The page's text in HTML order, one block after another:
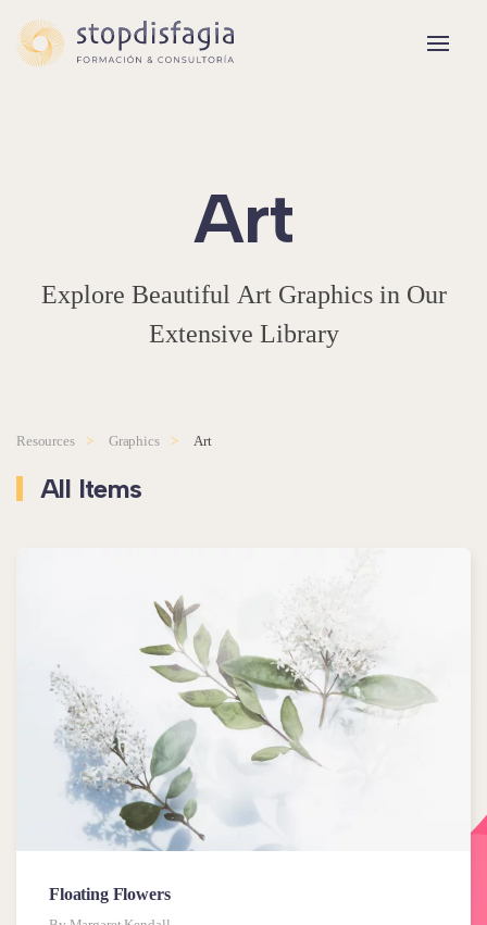
Skip to main content
Art
Explore Beautiful Art Graphics in Our
Extensive Library
Resources Graphics Art
All Items
Floating Flowers